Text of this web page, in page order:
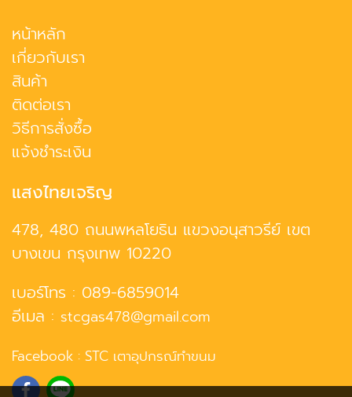
หน้าหลัก
เกี่ยวกับเรา
สินค้า
ติดต่อเรา
วิธีการสั่งซื้อ
แจ้งชำระเงิน
แสงไทยเจริญ
478, 480 ถนนพหลโยธิน แขวงอนุสาวรีย์ เขต
บางเขน กรุงเทพ 10220
เบอร์โทร : 089-6859014
อีเมล : stcgas478@gmail.com
Facebook : STC เตาอุปกรณ์ทำขนม